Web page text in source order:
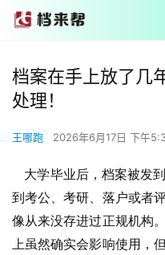
档案在手上放了几
处理！
王哪跑 2026年6月17日 下午
大学毕业后，档案被发
到考公、考研、落户或者
像从来没存进过正规机构
上虽然确实会影响使用，